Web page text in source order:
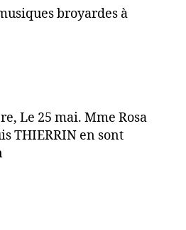
broyardes à
Le 25 mai. Mme Rosa
THIERRIN en sont